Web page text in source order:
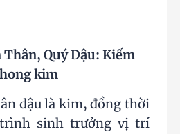
Thân, Quý Dậu: Kiếm
kim
dậu là kim, đồng thời
sinh trưởng vị trí